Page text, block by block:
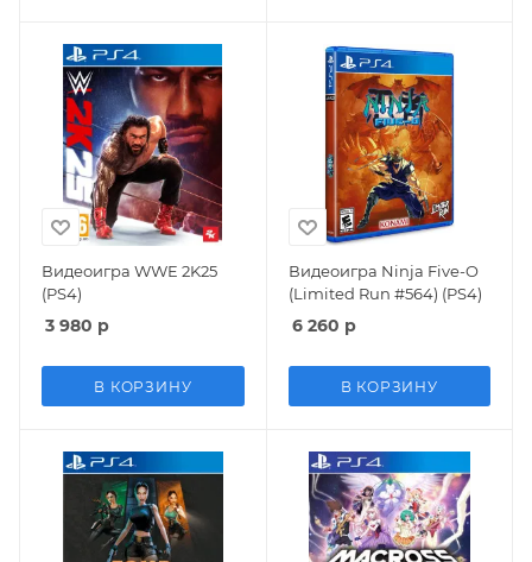
Видеоигра WWE 2K25
(PS4)
3 980 р
В КОРЗИНУ
Видеоигра Ninja Five-O
(Limited Run #564) (PS4)
6 260 р
В КОРЗИНУ